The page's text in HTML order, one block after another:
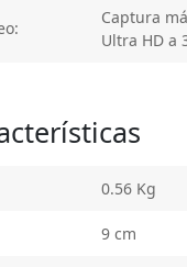
Captura
Ultra HD a
0.56 Kg
9 cm